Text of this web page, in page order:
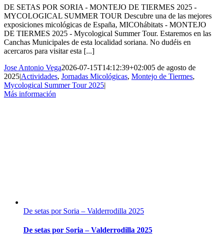
DE SETAS POR SORIA - MONTEJO DE TIERMES 2025 -
MYCOLOGICAL SUMMER TOUR Descubre una de las mejores
exposiciones micológicas de España, MICOhábitats - MONTEJO
DE TIERMES 2025 - Mycological Summer Tour. Estaremos en las
Canchas Municipales de esta localidad soriana. No dudéis en
acercaros para visitar esta [...]
Jose Antonio Vega2026-07-15T14:12:39+02:005 de agosto de
2025|Actividades, Jornadas Micológicas, Montejo de Tiermes,
Mycological Summer Tour 2025|
Más información
De setas por Soria – Valderrodilla 2025
De setas por Soria – Valderrodilla 2025